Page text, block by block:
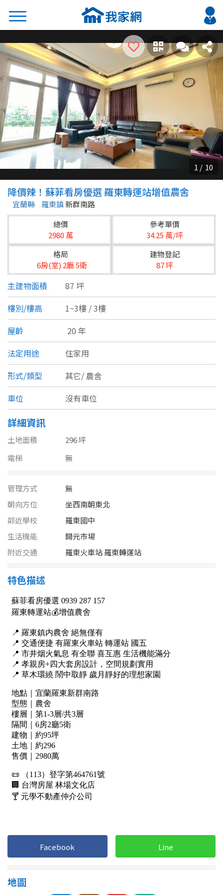
搜尋
熱門關鍵字
2026 台北降價好屋限量釋出
2026 新北降價好屋限量釋出
2026 台中降價好屋限量釋出
2026 台南降價好屋限量釋出
2026 高雄降價好屋限量釋出
縣市
不限
台北市
基隆市
新北市
宜蘭縣
桃園市
新竹市
新竹縣
苗栗縣
台中市
嘉義市
嘉義縣
台南市
屏東縣
台東縣
花蓮縣
金門連江
區域
類型(可複選)
公寓
別墅 透天厝
農舍 辦公
坪數
20~30 坪
60~70 坪
樓層
不拘
地下室
1樓 2樓
3樓
5~10樓
21樓以上
~
不拘
1房
2房 3房
降價辣！蘇菲看房優選 羅東轉運站增值農舍
宜蘭縣 羅東鎮新群南路
總價
2980 萬
參考單價
34.25 萬/坪
格局
6房(室) 2廳 5衛
建物登記
87 坪
主建物面積
87 坪
樓別/樓高
1~3樓 / 3樓
屋齡
20 年
法定用途
住家用
形式/類型
其它/ 農舍
車位
沒有車位
詳細資訊
土地面積
296 坪
電梯
無
管理方式
無
朝向方位
坐西南朝東北
鄰近學校
羅東國中
生活機能
開元市場
附近交通
羅東火車站 羅東轉運站
特色描述
Facebook Line
地圖